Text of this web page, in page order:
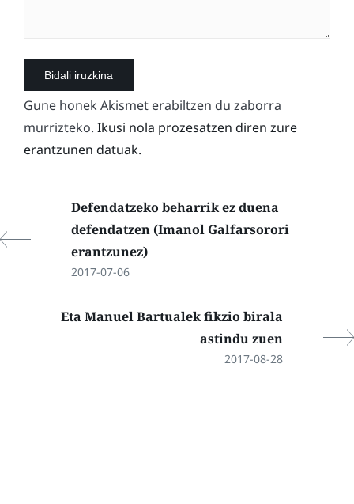
Gune honek Akismet erabiltzen du zaborra
murrizteko. Ikusi nola prozesatzen diren zure
erantzunen datuak.
Defendatzeko beharrik ez duena
defendatzen (Imanol Galfarsorori
erantzunez)
2017-07-06
Eta Manuel Bartualek fikzio birala
astindu zuen
2017-08-28